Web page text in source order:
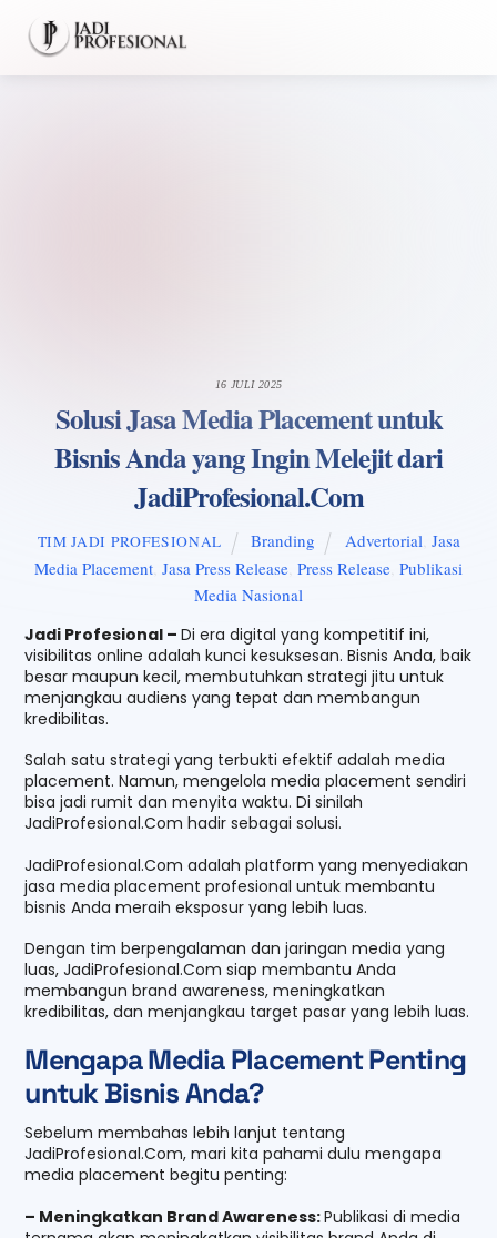
content
16 JULI 2025
Solusi Jasa Media Placement untuk
Bisnis Anda yang Ingin Melejit dari
JadiProfesional.Com
TIM JADI PROFESIONAL Branding Advertorial, Jasa
Media Placement Jasa Press Release Press Release Publikasi
Media Nasional
Jadi Profesional –Di era digital yang kompetitif ini,
visibilitas online adalah kunci kesuksesan. Bisnis Anda, baik
besar maupun kecil, membutuhkan strategi jitu untuk
menjangkau audiens yang tepat dan membangun
kredibilitas.
Salah satu strategi yang terbukti efektif adalah media
placement. Namun, mengelola media placement sendiri
bisa jadi rumit dan menyita waktu. Di sinilah
JadiProfesional.Com hadir sebagai solusi.
JadiProfesional.Com adalah platform yang menyediakan
jasa media placement profesional untuk membantu
bisnis Anda meraih eksposur yang lebih luas.
Dengan tim berpengalaman dan jaringan media yang
luas, JadiProfesional.Com siap membantu Anda
membangun brand awareness, meningkatkan
kredibilitas, dan menjangkau target pasar yang lebih luas.
Mengapa Media Placement Penting
untuk Bisnis Anda?
Sebelum membahas lebih lanjut tentang
JadiProfesional.Com, mari kita pahami dulu mengapa
media placement begitu penting:
– Meningkatkan Brand Awareness:Publikasi di media